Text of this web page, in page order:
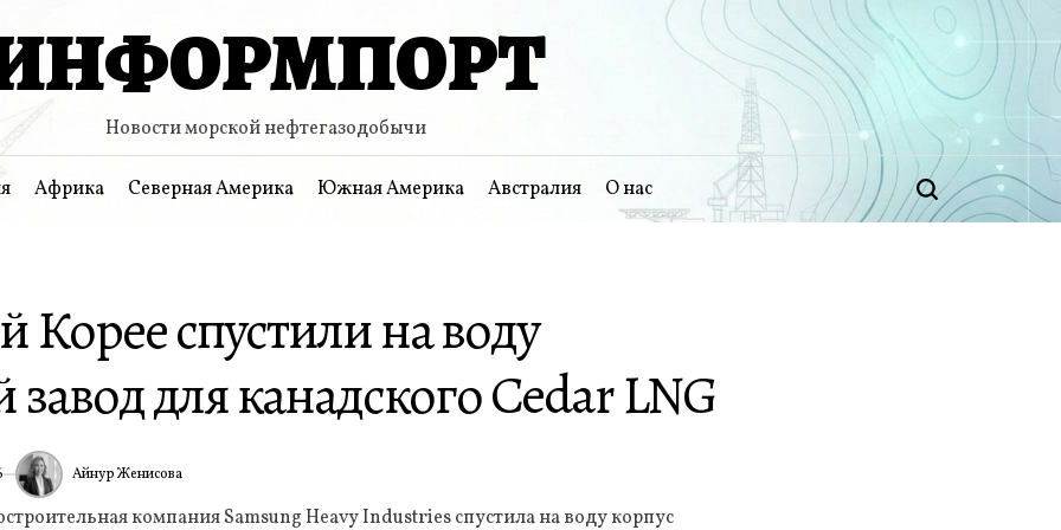
Новости морской нефтегазодобычи
Африка Северная Америка Южная Америка Австралия О нас Поиск
спустили на воду
завод для канадского Cedar LNG
ИА Айнур Женисова
компания Samsung Heavy Industries спустила на воду корпус